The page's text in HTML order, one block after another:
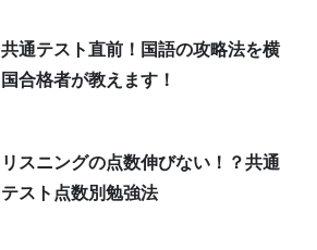
共通テスト直前！国語の攻略法を横
国合格者が教えます！
リスニングの点数伸びない！？共通
テスト点数別勉強法